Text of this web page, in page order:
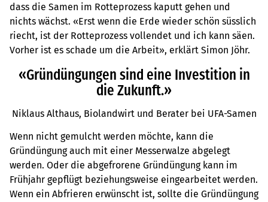
dass die Samen im Rotteprozess kaputt gehen und
nichts wächst. «Erst wenn die Erde wieder schön süsslich
riecht, ist der Rotteprozess vollendet und ich kann säen.
Vorher ist es schade um die Arbeit», erklärt Simon Jöhr.
«Gründüngungen sind eine Investition in
die Zukunft.»
Niklaus Althaus, Biolandwirt und Berater bei UFA-Samen
Wenn nicht gemulcht werden möchte, kann die
Gründüngung auch mit einer Messerwalze abgelegt
werden. Oder die abgefrorene Gründüngung kann im
Frühjahr gepflügt beziehungsweise eingearbeitet werden.
Wenn ein Abfrieren erwünscht ist, sollte die Gründüngung